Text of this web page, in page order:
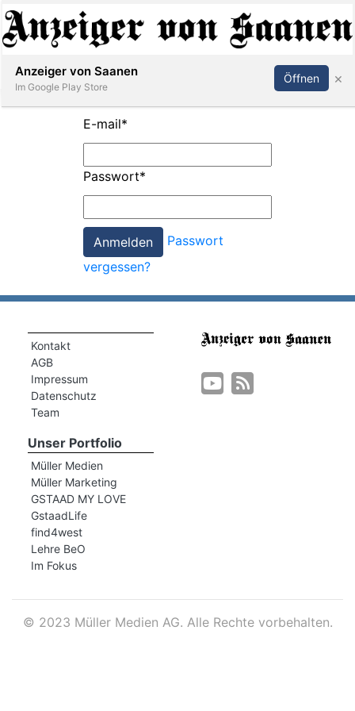
Abonnieren Anmelden
E-mail*
Passwort*
Passwort
vergessen?
Kontakt
AGB
Impressum
Datenschutz
Team
Unser Portfolio
Müller Medien
Müller Marketing
GSTAAD MY LOVE
GstaadLife
find4west
Lehre BeO
Im Fokus
© 2023 Müller Medien AG. Alle Rechte vorbehalten.
Anzeiger von Saanen
Im Google Play Store
Öffnen ×